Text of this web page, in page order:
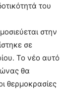
του
στην
σε
Το νέο αυτό
θα
θερμοκρασίες